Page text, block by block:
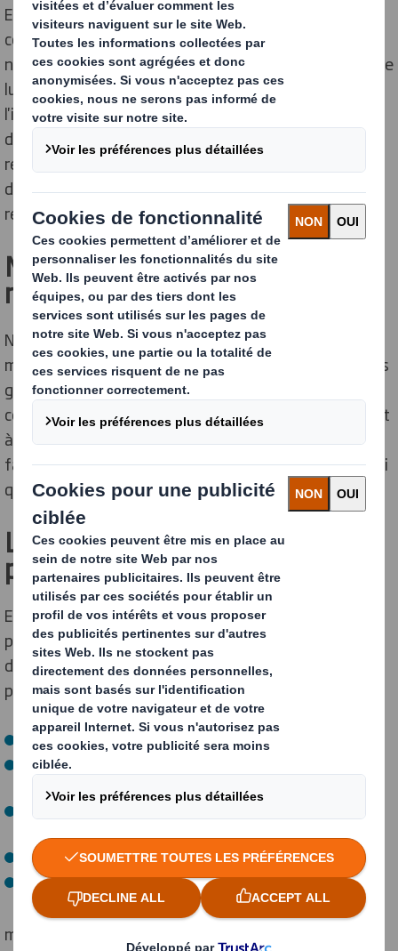
En combinant le bon choix de matériaux avec une
conception intelligente de l'emballage, vous réduisez
non seulement l'impact environnemental de l'emballage
lui-même, mais vous contribuez également à réduire
l'impact environnemental de votre chaîne
d'approvisionnement en réduisant les déchets et les
rebuts, en optimisant le transport, en prévenant les
dommages et en augmentant la réutilisation ou le
recyclage.
Matières premières
renouvelables et recyclables
Nos emballages en carton sont fabriqués à partir de
matières premières non fossiles, provenant de sources
gérées durablement et certifiées par une chaîne de
contrôle, qui sont recyclées après utilisation et servent
à leur tour de matière première précieuse pour la
fabrication de nouveaux papiers recyclables. C'est ainsi
que la boucle est bouclée.
La conception circulaire en
pratique
En appliquant nos principes de conception circulaire au
processus de conception des emballages, nous créons
des solutions d'emballage qui vous aident à vous
préparer à l'économie circulaire.
Nous rendons vos emballages 100% recyclables
Nous optimisons votre emballage pour votre chaîne
Nous recherchons des alternatives aux plastiques
Nous encourageons la réutilisation
Nous développons des solutions en boucle fermée
mais ce n'est pas tout